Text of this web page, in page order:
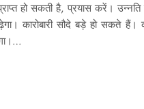
हो सकती है, प्रयास करें।
कारोबारी सौदे बड़े हो सकते हैं।